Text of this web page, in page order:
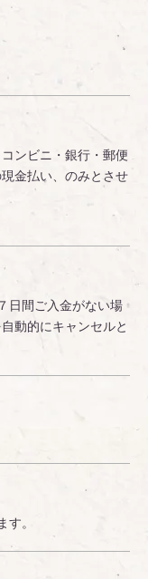
ンビニ・銀行・郵便
金払い、のみとさせ
日間ご入金がない場
動的にキャンセルと
す。